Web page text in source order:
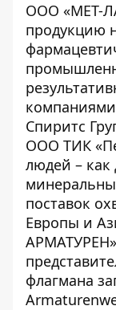
ООО «МЕТ-
продукцию
Спиритс
ООО ТИК
людей – как
поставок
Европы и
флагмана